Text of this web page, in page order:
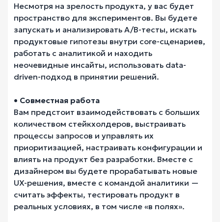
Несмотря на зрелость продукта, у вас будет
пространство для экспериментов. Вы будете
запускать и анализировать A/B-тесты, искать
продуктовые гипотезы внутри core-сценариев,
работать с аналитикой и находить
неочевидные инсайты, использовать data-
driven-подход в принятии решений.
• Совместная работа
Вам предстоит взаимодействовать с больших
количеством стейкхолдеров, выстраивать
процессы запросов и управлять их
приоритизацией, настраивать конфигурации и
влиять на продукт без разработки. Вместе с
дизайнером вы будете прорабатывать новые
UX-решения, вместе с командой аналитики —
считать эффекты, тестировать продукт в
реальных условиях, в том числе «в полях».